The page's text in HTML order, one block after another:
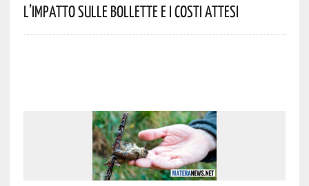
L’impatto Sulle Bollette E I Costi Attesi